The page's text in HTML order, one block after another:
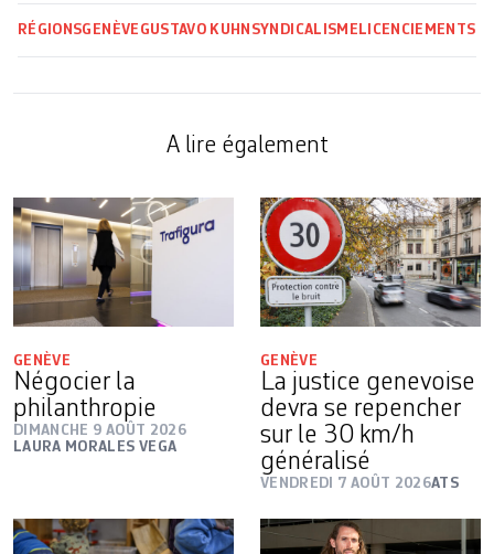
RÉGIONSGENÈVE GUSTAVO KUHN SYNDICALISME LICENCIEMENTS
A lire également
GENÈVE
Négocier la
philanthropie
DIMANCHE 9 AOÛT 2026
LAURA MORALES VEGA
GENÈVE
La justice genevoise
devra se repencher
sur le 30 km/h
généralisé
VENDREDI 7 AOÛT 2026ATS